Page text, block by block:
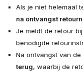
Als je niet helemaal
na ontvangst
Je meldt de retour
benodigde
Na ontvangst van
terug, waarbij de